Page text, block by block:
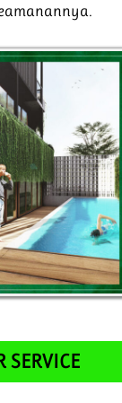
SERVICE